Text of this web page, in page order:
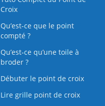
Croix
Qu’est-ce que le point
compté ?
Qu’est‑ce qu’une toile à
broder ?
Débuter le point de croix
Lire grille point de croix